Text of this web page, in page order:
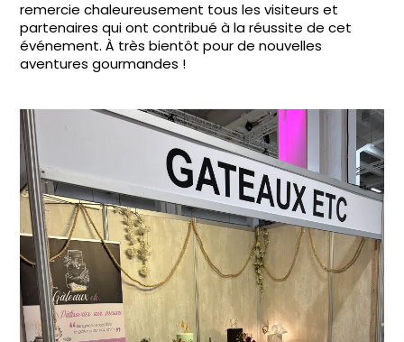
remercie chaleureusement tous les visiteurs et
partenaires qui ont contribué à la réussite de cet
événement. À très bientôt pour de nouvelles
aventures gourmandes !